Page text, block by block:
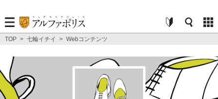
TOP > 七輪イチイ > Webコンテンツ